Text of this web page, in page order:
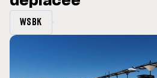
droite à Madrid
WSBK